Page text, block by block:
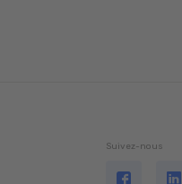
Suivez-nous